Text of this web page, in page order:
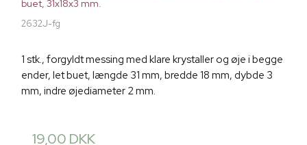
buet, 31x18x3 mm.
2632J-fg
1 stk., forgyldt messing med klare krystaller og øje i begge
ender, let buet, længde 31 mm, bredde 18 mm, dybde 3
mm, indre øjediameter 2 mm.
19,00 DKK